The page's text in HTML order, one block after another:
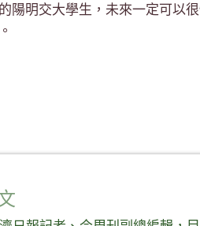
陽明交大學生，未來一定可以